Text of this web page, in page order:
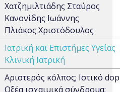
Χατζημιλτιάδης Σταύρος
Κανονίδης Ιωάννης
Πλιάκος Χριστόδουλος
Ιατρική και Επιστήμες Υγείας
Κλινική Ιατρική
Αριστερός κόλπος; Ιστικό
Οξέα ισχαιμικά σύνδρομα;